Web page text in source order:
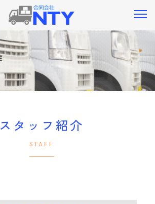
スタッフ紹介
STAFF